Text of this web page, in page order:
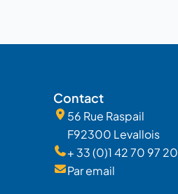
Contact
56 Rue Raspail
F92300 Levallois
+ 33 (0)1 42 70 97 20
Par email